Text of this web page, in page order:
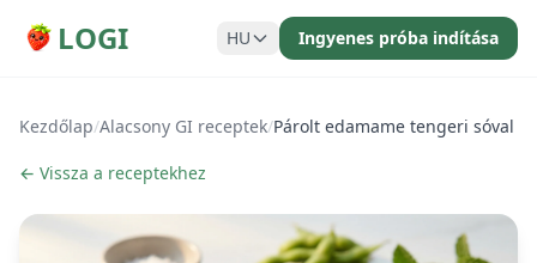
LOGI HU Ingyenes próba indítása
Kezdőlap/Alacsony GI receptek/Párolt edamame tengeri sóval
← Vissza a receptekhez